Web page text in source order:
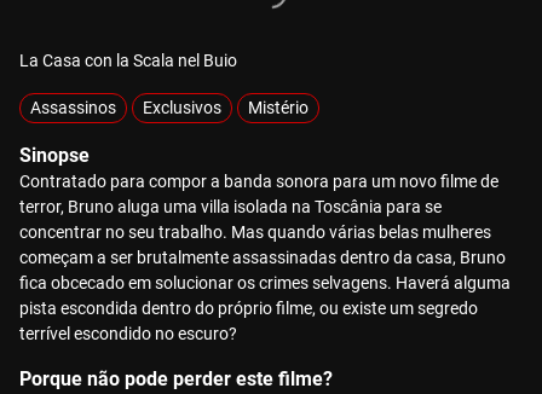
La Casa con la Scala nel Buio
Assassinos Exclusivos Mistério
Sinopse
Contratado para compor a banda sonora para um novo filme de
terror, Bruno aluga uma villa isolada na Toscânia para se
concentrar no seu trabalho. Mas quando várias belas mulheres
começam a ser brutalmente assassinadas dentro da casa, Bruno
fica obcecado em solucionar os crimes selvagens. Haverá alguma
pista escondida dentro do próprio filme, ou existe um segredo
terrível escondido no escuro?
Porque não pode perder este filme?